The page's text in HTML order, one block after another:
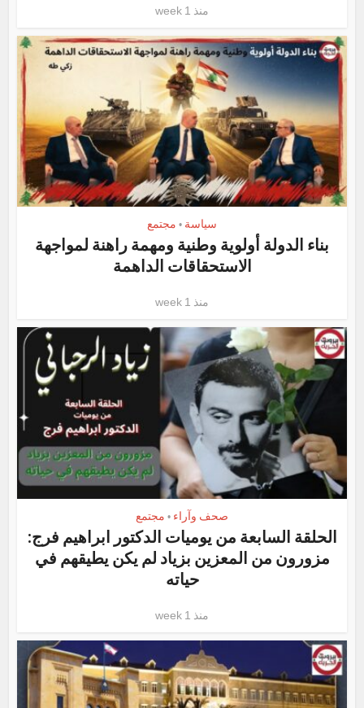
منذ 1 week
سياسة • مجتمع
بناء الدولة أولوية وطنية ومهمة راهنة لمواجهة
الاستحقاقات الداهمة
منذ 1 week
صحف وآراء • مجتمع
الحلقة السابعة من يوميات الدكتور ابراهيم فرج:
مزورون من المعزين بزياد لم يكن يطيقهم في
حياته
منذ 1 week